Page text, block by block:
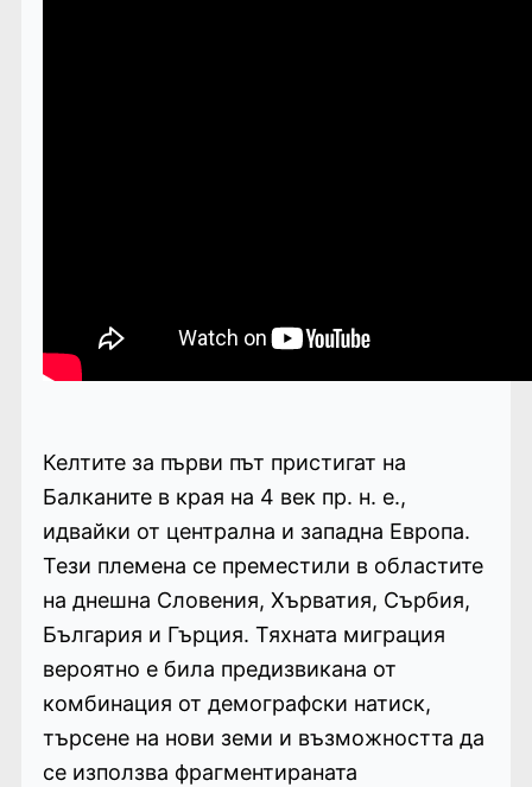
Келтите за първи път пристигат на
Балканите в края на 4 век пр. н. е.,
идвайки от централна и западна Европа.
Тези племена се преместили в областите
на днешна Словения, Хърватия, Сърбия,
България и Гърция. Тяхната миграция
вероятно е била предизвикана от
комбинация от демографски натиск,
търсене на нови земи и възможността да
се използва фрагментираната